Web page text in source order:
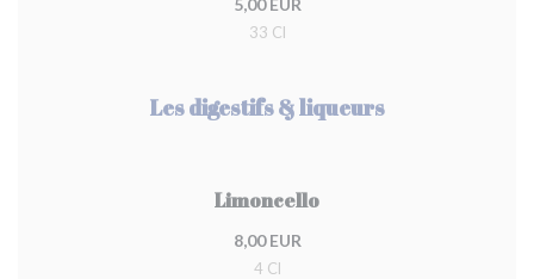
5,00 EUR
33 Cl
Les digestifs & liqueurs
Limoncello
8,00 EUR
4 Cl